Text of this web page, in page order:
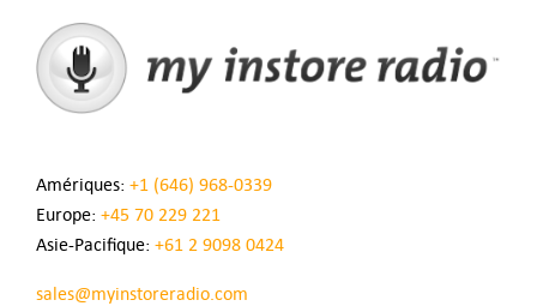
Amériques: +1 (646) 968-0339
Europe: +45 70 229 221
Asie-Pacifique: +61 2 9098 0424
sales@myinstoreradio.com